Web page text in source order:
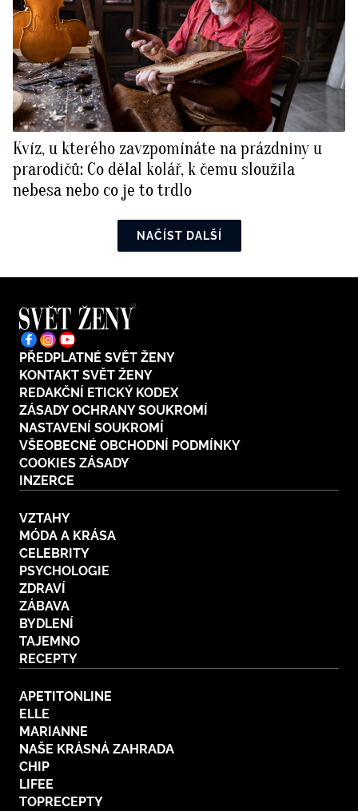
Kvíz, u kterého zavzpomínáte na prázdniny u
prarodičů: Co dělal kolář, k čemu sloužila
nebesa nebo co je to trdlo
NAČÍST DALŠÍ
PŘEDPLATNÉ SVĚT ŽENY
KONTAKT SVĚT ŽENY
REDAKČNÍ ETICKÝ KODEX
ZÁSADY OCHRANY SOUKROMÍ
NASTAVENÍ SOUKROMÍ
VŠEOBECNÉ OBCHODNÍ PODMÍNKY
COOKIES ZÁSADY
INZERCE
VZTAHY
MÓDA A KRÁSA
CELEBRITY
PSYCHOLOGIE
ZDRAVÍ
ZÁBAVA
BYDLENÍ
TAJEMNO
RECEPTY
APETITONLINE
ELLE
MARIANNE
NAŠE KRÁSNÁ ZAHRADA
CHIP
LIFEE
TOPRECEPTY